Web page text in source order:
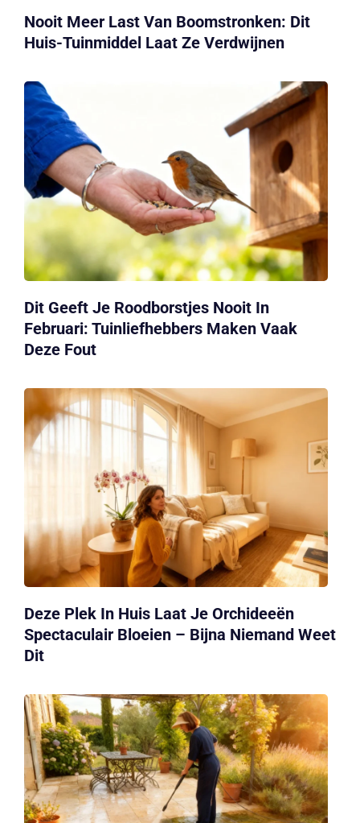
Nooit Meer Last Van Boomstronken: Dit
Huis-Tuinmiddel Laat Ze Verdwijnen
Dit Geeft Je Roodborstjes Nooit In
Februari: Tuinliefhebbers Maken Vaak
Deze Fout
Deze Plek In Huis Laat Je Orchideeën
Spectaculair Bloeien – Bijna Niemand Weet
Dit